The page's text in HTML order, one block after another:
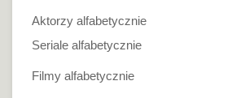
Aktorzy alfabetycznie
Seriale alfabetycznie
Filmy alfabetycznie